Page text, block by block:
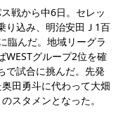
ール
ブ戦から中6日。セレッ
り込み、明治安田Ｊ1百
臨んだ。地域リーグラ
WESTグループ2位を確
で試合に挑んだ。先発
田勇斗に代わって大畑
スタメンとなった。